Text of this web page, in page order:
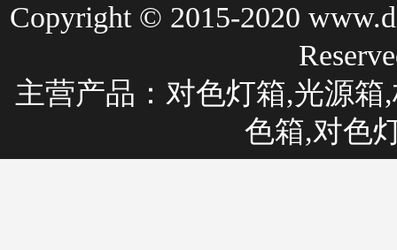
Copyright © 2015-2020
主营产品： 对色灯箱,光源箱,
色箱,对色